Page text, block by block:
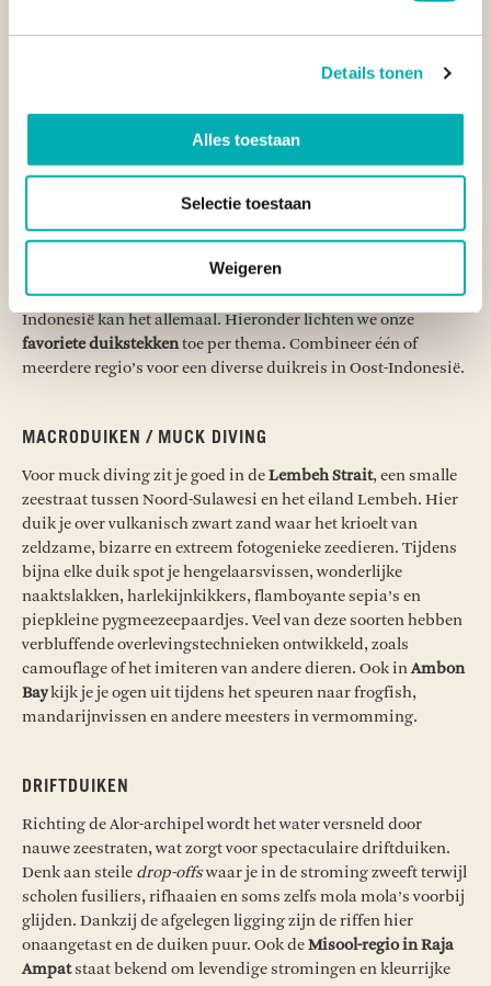
Details tonen
Alles toestaan
Selectie toestaan
Weigeren
SOORTEN DUIKEN IN OOST-INDONESIË
Of je nu gek bent op het zoeken naar ongrijpbare
naaktslakken, het spotten van pelagisch groot leven of het
zweven langs steile wanden, als je gaat duiken in Oost-
Indonesië kan het allemaal. Hieronder lichten we onze
favoriete duikstekkentoe per thema. Combineer één of
meerdere regio’s voor een diverse duikreis in Oost-Indonesië.
MACRODUIKEN / MUCK DIVING
Voor muck diving zit je goed in deLembeh Strait, een smalle
zeestraat tussen Noord-Sulawesi en het eiland Lembeh. Hier
duik je over vulkanisch zwart zand waar het krioelt van
zeldzame, bizarre en extreem fotogenieke zeedieren. Tijdens
bijna elke duik spot je hengelaarsvissen, wonderlijke
naaktslakken, harlekijnkikkers, flamboyante sepia’s en
piepkleine pygmeezeepaardjes. Veel van deze soorten hebben
verbluffende overlevingstechnieken ontwikkeld, zoals
camouflage of het imiteren van andere dieren. Ook inAmbon
Baykijk je je ogen uit tijdens het speuren naar frogfish,
mandarijnvissen en andere meesters in vermomming.
DRIFTDUIKEN
Richting de Alor-archipel wordt het water versneld door
nauwe zeestraten, wat zorgt voor spectaculaire driftduiken.
Denk aan steile drop-offswaar je in de stroming zweeft terwijl
scholen fusiliers, rifhaaien en soms zelfs mola mola’s voorbij
glijden. Dankzij de afgelegen ligging zijn de riffen hier
onaangetast en de duiken puur. Ook deMisool-regio in Raja
Ampatstaat bekend om levendige stromingen en kleurrijke